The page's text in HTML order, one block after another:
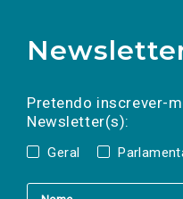
Pretendo inscrever-
Newsletter(s):
Geral
a(s) newsletter(s).
mail